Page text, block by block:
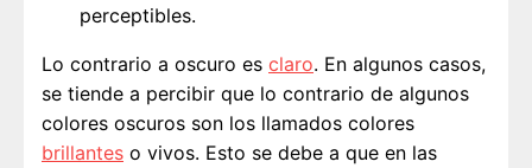
perceptibles.
Lo contrario a oscuro es claro. En algunos casos,
se tiende a percibir que lo contrario de algunos
colores oscuros son los llamados colores
brillantes o vivos. Esto se debe a que en las